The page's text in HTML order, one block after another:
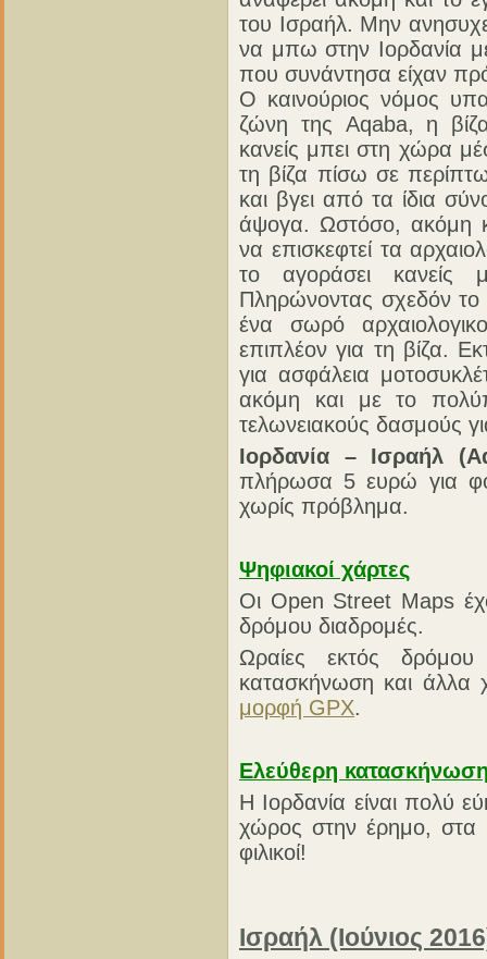
του Ισραήλ. Μην
να μπω στην Ιορδανία
που συνάντησα είχαν
Ο καινούριος νόμος
ζώνη της Aqaba, η
κανείς μπει στη χώρα
τη βίζα πίσω σε
και βγει από τα ίδια
άψογα. Ωστόσο, ακόμη
να επισκεφτεί τα
το αγοράσει κανείς
Πληρώνοντας σχεδόν το
ένα σωρό
επιπλέον για τη βίζα.
για ασφάλεια
ακόμη και με το
τελωνειακούς δασμούς
Ιορδανία – Ισραήλ
πλήρωσα 5 ευρώ για
χωρίς πρόβλημα.
Ψηφιακοί χάρτες
Οι Open Street Maps
δρόμου διαδρομές.
Ωραίες εκτός δρόμου
κατασκήνωση και άλλα
μορφή GPX.
Ελεύθερη
Η Ιορδανία είναι πολύ
χώρος στην έρημο, στα
φιλικοί!
Ισραήλ (Ιούνιος